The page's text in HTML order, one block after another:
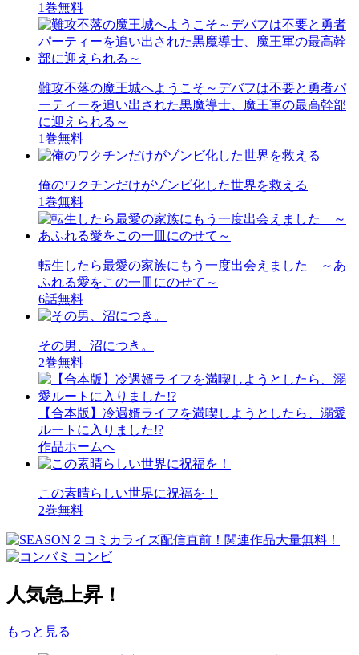
1巻無料
難攻不落の魔王城へようこそ～デバフは不要と勇者パ
ーティーを追い出された黒魔導士、魔王軍の最高幹部
に迎えられる～
1巻無料
俺のワクチンだけがゾンビ化した世界を救える
1巻無料
転生したら最愛の家族にもう一度出会えました ～あ
ふれる愛をこの一皿にのせて～
6話無料
その男、沼につき。
2巻無料
【合本版】冷遇婿ライフを満喫しようとしたら、溺愛
ルートに入りました!?
作品ホームへ
この素晴らしい世界に祝福を！
2巻無料
人気急上昇！
もっと見る